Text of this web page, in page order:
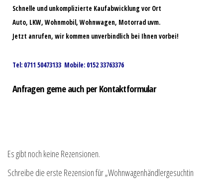
Schnelle und unkomplizierte Kaufabwicklung vor Ort
Auto, LKW, Wohnmobil, Wohnwagen, Motorrad uvm.
Jetzt anrufen, wir kommen unverbindlich bei Ihnen vorbei!
Tel: 0711 50473133 Mobile: 0152 33763376
Anfragen gerne auch per Kontaktformular
Es gibt noch keine Rezensionen.
Schreibe die erste Rezension für „Wohnwagenhändlergesuchtin